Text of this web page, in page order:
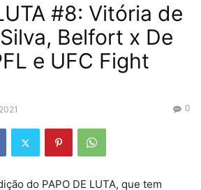
#8: Vitória de
Belfort x De
e UFC Fight
0
do PAPO DE LUTA, que tem